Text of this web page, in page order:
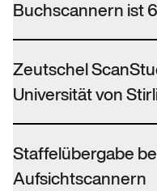
Buchscannern ist
Zeutschel
Universität von
Staffelübergabe
Aufsichtscannern